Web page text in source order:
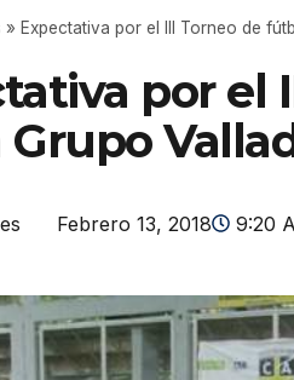
» Expectativa por el III Torneo de
por el
Grupo
Febrero 13, 2018 9:20